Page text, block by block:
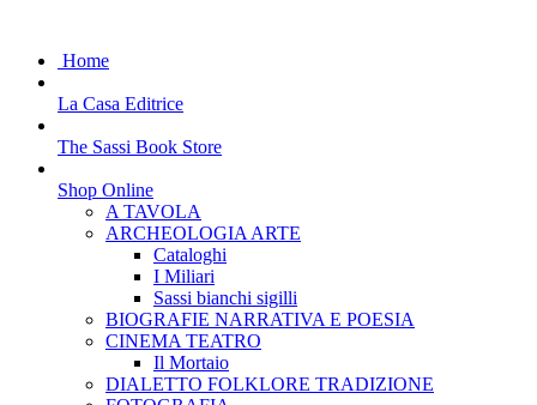
Home
La Casa Editrice
The Sassi Book Store
Shop Online
A TAVOLA
ARCHEOLOGIA ARTE
Cataloghi
I Miliari
Sassi bianchi sigilli
BIOGRAFIE NARRATIVA E POESIA
CINEMA TEATRO
Il Mortaio
DIALETTO FOLKLORE TRADIZIONE